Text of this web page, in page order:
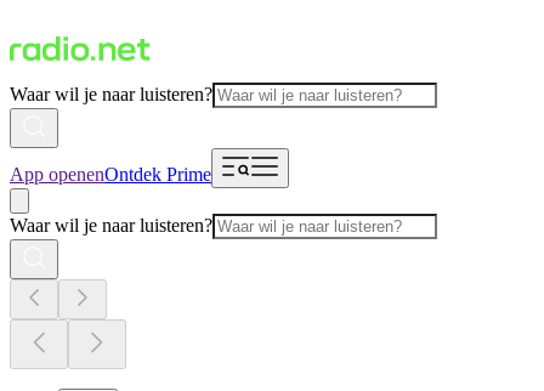
Waar wil je naar luisteren?
App openenOntdek Prime
Waar wil je naar luisteren?